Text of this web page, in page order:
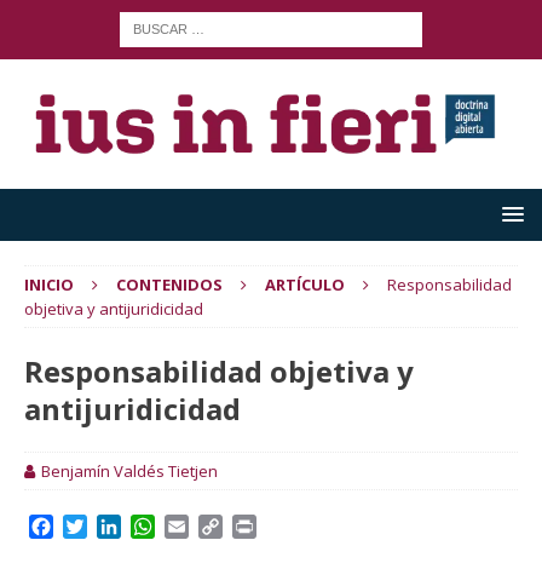
INICIO CONTENIDOS ARTÍCULO
Responsabilidad
objetiva y antijuridicidad
Responsabilidad objetiva y
antijuridicidad
Benjamín Valdés Tietjen
W